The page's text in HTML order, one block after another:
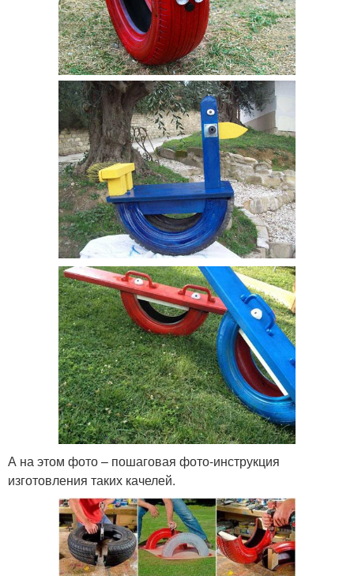
А на этом фото – пошаговая фото-инструкция
изготовления таких качелей.